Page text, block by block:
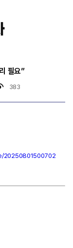
필요”
383
20250801500702